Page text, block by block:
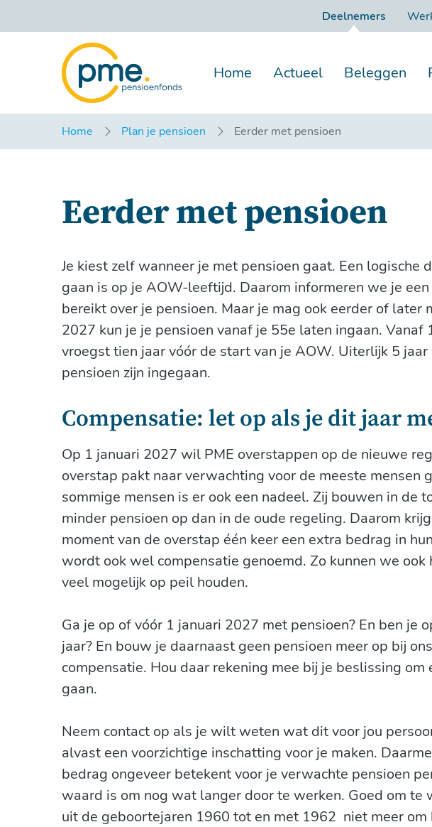
naar
Deelnemers
Home Actueel Beleggen
Home Plan je pensioen Eerder met pensioen
Eerder met pensioen
Je kiest zelf wanneer je met pensioen gaat. Een logische
gaan is op je AOW-leeftijd. Daarom informeren we je
bereikt over je pensioen. Maar je mag ook eerder of later
2027 kun je je pensioen vanaf je 55e laten ingaan. Vanaf
vroegst tien jaar vóór de start van je AOW. Uiterlijk 5
pensioen zijn ingegaan.
Compensatie: let op als je dit jaar
Op 1 januari 2027 wil PME overstappen op de nieuwe
overstap pakt naar verwachting voor de meeste mensen
sommige mensen is er ook een nadeel. Zij bouwen in de
minder pensioen op dan in de oude regeling. Daarom
moment van de overstap één keer een extra bedrag in
wordt ook wel compensatie genoemd. Zo kunnen we ook
veel mogelijk op peil houden.
Ga je op of vóór 1 januari 2027 met pensioen? En ben je
jaar? En bouw je daarnaast geen pensioen meer op bij
compensatie. Hou daar rekening mee bij je beslissing om
gaan.
Neem contact op als je wilt weten wat dit voor jou
alvast een voorzichtige inschatting voor je maken.
bedrag ongeveer betekent voor je verwachte pensioen
waard is om nog wat langer door te werken. Goed om te
uit de geboortejaren 1960 tot en met 1962 niet meer om